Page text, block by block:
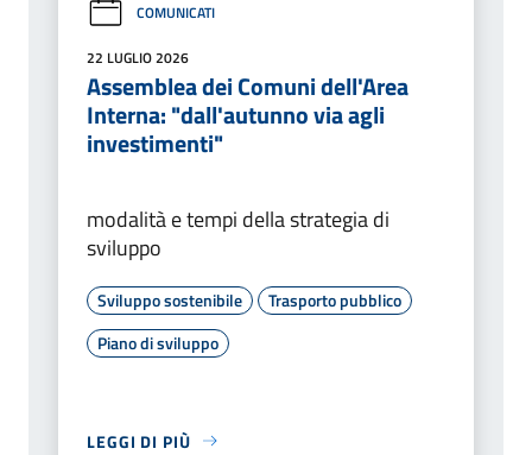
COMUNICATI
22 LUGLIO 2026
Assemblea dei Comuni dell'Area
Interna: "dall'autunno via agli
investimenti"
modalità e tempi della strategia di
sviluppo
Sviluppo sostenibile
Trasporto pubblico
Piano di sviluppo
LEGGI DI PIÙ